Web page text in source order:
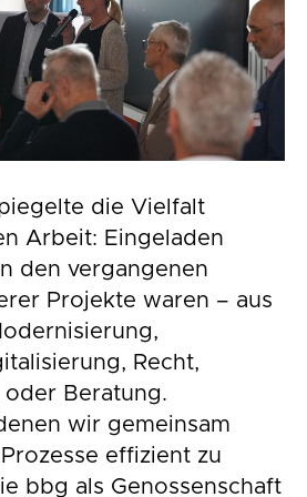
die Vielfalt
Arbeit: Eingeladen
den vergangenen
Projekte waren – aus
Recht,
oder Beratung.
wir gemeinsam
effizient zu
bbg als Genossenschaft